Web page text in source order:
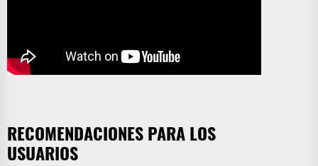
RECOMENDACIONES PARA LOS
USUARIOS